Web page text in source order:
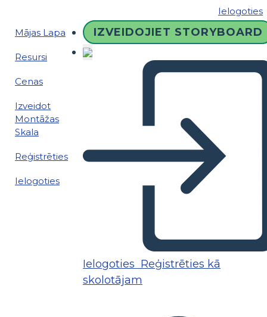
Ielogoties
Mājas Lapa
Resursi
Cenas
Izveidot
Montāžas
Skala
Reģistrēties
Ielogoties
IZVEIDOJIET STORYBOARD
Ielogoties Reģistrēties kā
skolotājam